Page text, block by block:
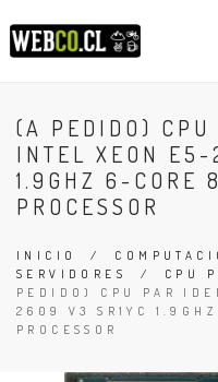
(A PEDIDO) CPU
INTEL XEON
1.9GHZ 6-CORE
PROCESSOR
INICIO /
SERVIDORES
/ CPU
PEDIDO) CPU PAR
2609 V3 SR1YC
PROCESSOR